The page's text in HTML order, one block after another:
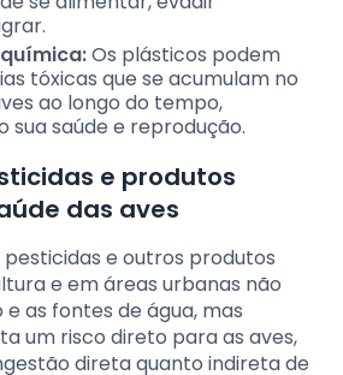
Os plásticos podem
tóxicas que se acumulam no
ao longo do tempo,
saúde e reprodução.
e produtos
das aves
pesticidas e outros produtos
e em áreas urbanas não
as fontes de água, mas
um risco direto para as aves,
direta quanto indireta de